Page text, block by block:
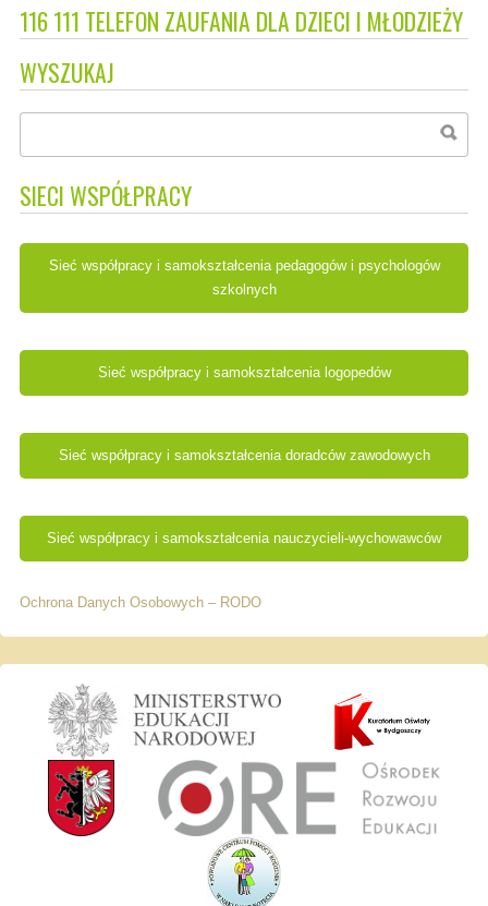
116 111 TELEFON ZAUFANIA DLA DZIECI I MŁODZIEŻY
WYSZUKAJ
SIECI WSPÓŁPRACY
Sieć współpracy i samokształcenia pedagogów i psychologów
szkolnych
Sieć współpracy i samokształcenia logopedów
Sieć współpracy i samokształcenia doradców zawodowych
Sieć współpracy i samokształcenia nauczycieli-wychowawców
Ochrona Danych Osobowych – RODO